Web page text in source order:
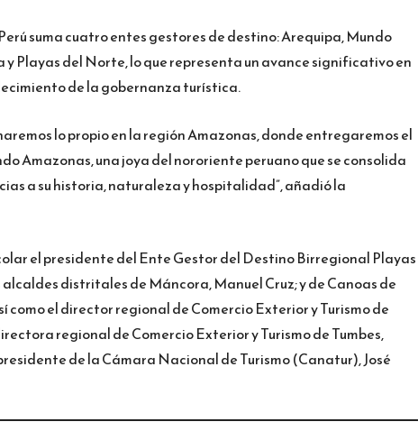
suma cuatro entes gestores de destino: Arequipa, Mundo
Playas del Norte, lo que representa un avance significativo en
de la gobernanza turística.
lo propio en la región Amazonas, donde entregaremos el
Amazonas, una joya del nororiente peruano que se consolida
a su historia, naturaleza y hospitalidad”, añadió la
el presidente del Ente Gestor del Destino Birregional Playas
distritales de Máncora, Manuel Cruz; y de Canoas de
como el director regional de Comercio Exterior y Turismo de
regional de Comercio Exterior y Turismo de Tumbes,
de la Cámara Nacional de Turismo (Canatur), José